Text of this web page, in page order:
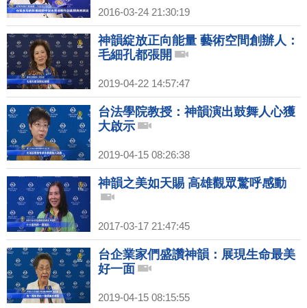
2016-03-24 21:30:19
神韻綻放正向能量 藝術空間創辦人：
毛細孔都張開
2019-04-22 14:57:47
台法學院教授：神韻演出鼓舞人心獲
大啟示
2019-04-15 08:26:38
神韻之美如天賜 高雄觀眾驚呼感動
2017-03-17 21:47:45
台企業家們盛讚神韻：展現生命最美
好一面
2019-04-15 08:15:55